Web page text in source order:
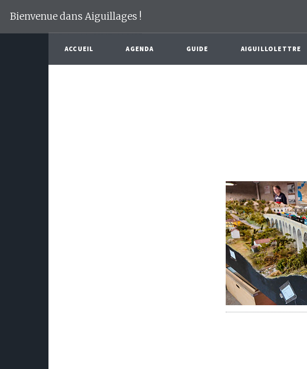
Bienvenue dans Aiguillages !
ACCUEIL AGENDA GUIDE AIGUILLOLETTRE